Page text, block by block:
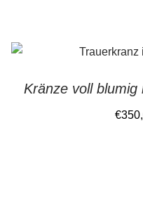
Kränze voll
€